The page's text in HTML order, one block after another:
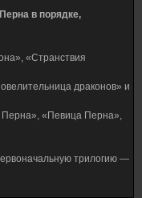
в порядке,
«Странствия
драконов» и
«Певица Перна»,
трилогию —